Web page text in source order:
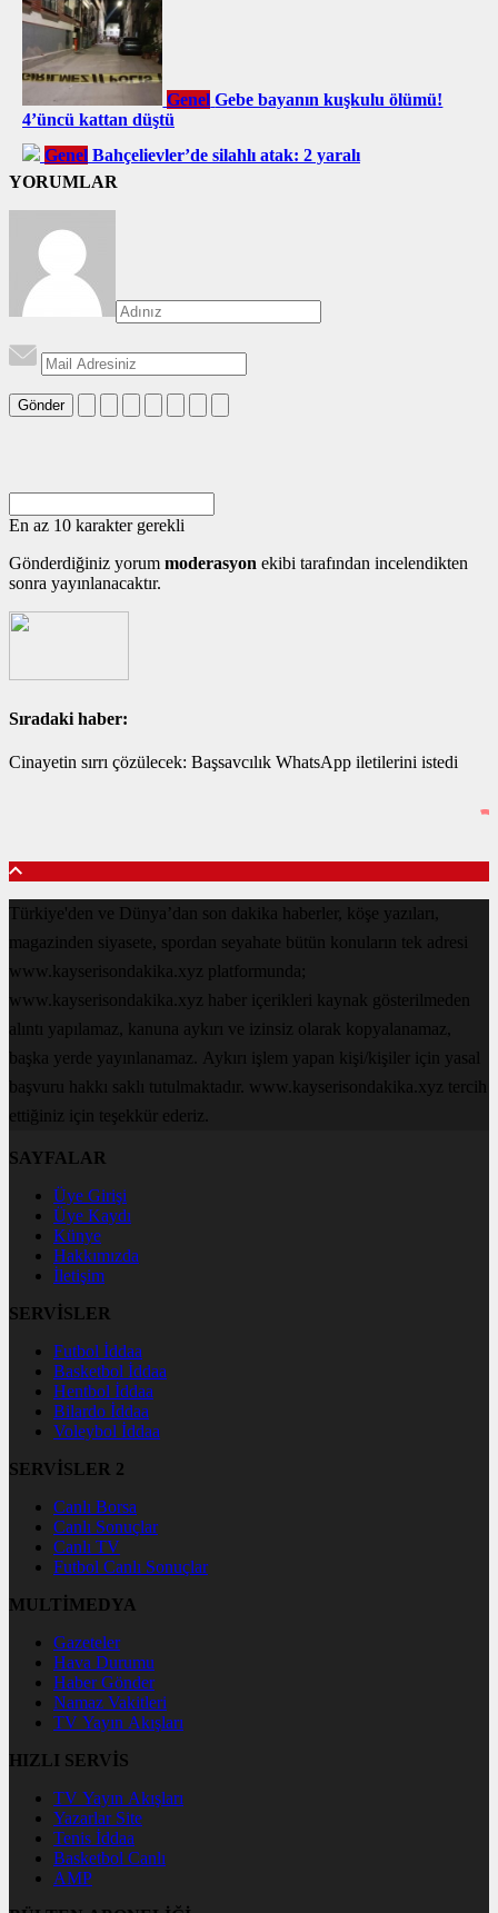
Genel Gebe bayanın kuşkulu ölümü!
4’üncü kattan düştü
Genel Bahçelievler’de silahlı atak: 2 yaralı
YORUMLAR
Gönder
En az 10 karakter gerekli
Gönderdiğiniz yorum moderasyon ekibi tarafından incelendikten
sonra yayınlanacaktır.
Sıradaki haber:
Cinayetin sırrı çözülecek: Başsavcılık WhatsApp iletilerini istedi
Türkiye'den ve Dünya’dan son dakika haberler, köşe yazıları,
magazinden siyasete, spordan seyahate bütün konuların tek adresi
www.kayserisondakika.xyz platformunda;
www.kayserisondakika.xyz haber içerikleri kaynak gösterilmeden
alıntı yapılamaz, kanuna aykırı ve izinsiz olarak kopyalanamaz,
başka yerde yayınlanamaz. Aykırı işlem yapan kişi/kişiler için yasal
başvuru hakkı saklı tutulmaktadır. www.kayserisondakika.xyz tercih
ettiğiniz için teşekkür ederiz.
SAYFALAR
Üye Girişi
Üye Kaydı
Künye
Hakkımızda
İletişim
SERVİSLER
Futbol İddaa
Basketbol İddaa
Hentbol İddaa
Bilardo İddaa
Voleybol İddaa
SERVİSLER 2
Canlı Borsa
Canlı Sonuçlar
Canlı TV
Futbol Canlı Sonuçlar
MULTİMEDYA
Gazeteler
Hava Durumu
Haber Gönder
Namaz Vakitleri
TV Yayın Akışları
HIZLI SERVİS
TV Yayın Akışları
Yazarlar Site
Tenis İddaa
Basketbol Canlı
AMP